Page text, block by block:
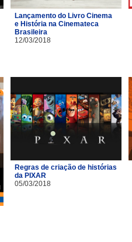
Lançamento do Livro Cinema
e História na Cinemateca
Brasileira
12/03/2018
Regras de criação de histórias
da PIXAR
05/03/2018